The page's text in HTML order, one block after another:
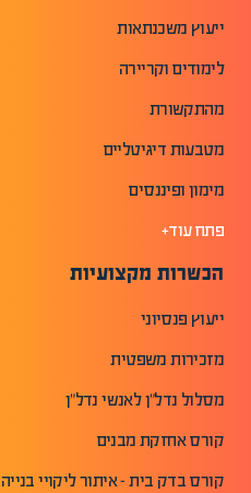
ייעוץ משכנתאות
לימודים וקריירה
מהתקשורת
מטבעות דיגיטליים
מימון ופיננסים
פתח עוד+
הכשרות מקצועיות
ייעוץ פנסיוני
מזכירות משפטית
מסלול נדל"ן לאנשי נדל"ן
קורס אחזקת מבנים
קורס בדק בית - איתור ליקויי בנייה